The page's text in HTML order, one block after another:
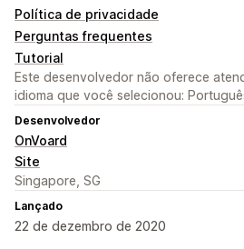
Política de privacidade
Perguntas frequentes
Tutorial
Este desenvolvedor não oferece
idioma que você selecionou:
Desenvolvedor
OnVoard
Site
Singapore, SG
Lançado
22 de dezembro de 2020